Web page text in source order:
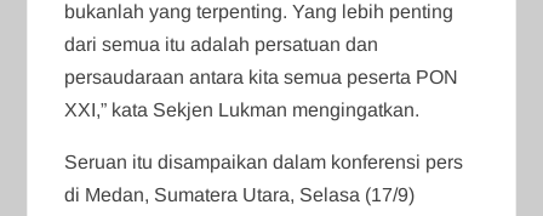
bukanlah yang terpenting. Yang lebih penting
dari semua itu adalah persatuan dan
persaudaraan antara kita semua peserta PON
XXI,” kata Sekjen Lukman mengingatkan.
Seruan itu disampaikan dalam konferensi pers
di Medan, Sumatera Utara, Selasa (17/9)